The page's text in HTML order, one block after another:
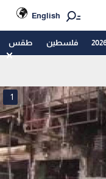
English
فلسطين طقس
1